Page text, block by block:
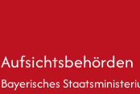
Aufsichtsbehörden
Bayerisches